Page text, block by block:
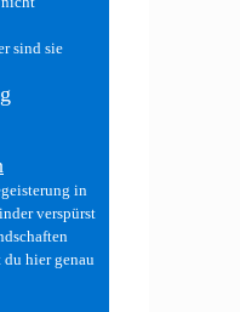
sind sie
in
verspürst
hier genau